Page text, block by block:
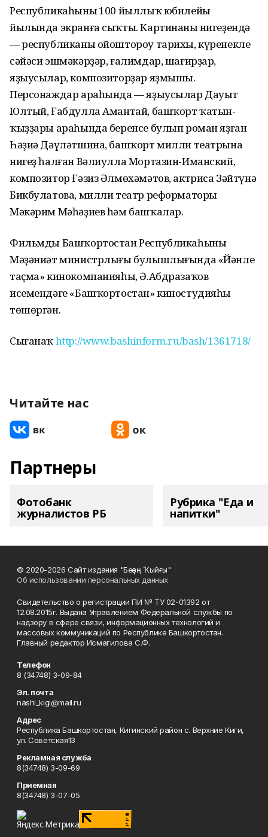
Республикаһының 100 йыллыҡ юбилейы
йылында экранға сыҡты. Картинаның нигеҙендә
— республиканы ойоштороу тарихы, күренекле
сәйәси эшмәкәрҙәр, ғалимдар, шағирҙар,
яҙыусылар, композиторҙар яҙмышы.
Персонаждар араһында — яҙыусылар Дауыт
Юлтый, Ғабдулла Амантай, башҡорт ҡатын-
ҡыҙҙары араһында беренсе булып роман яҙған
Һәҙиә Дәүләтшина, башҡорт милли театрына
нигеҙ һалған Вәлиулла Мортазин-Иманский,
композитор Ғәзиз Әлмөхәмәтов, актриса Зәйтүнә
Бикбулатова, милли театр реформаторы
Мәкәрим Мәһәҙиев һәм башҡалар.
Фильмды Башҡортостан Республикаһының
Мәҙәниәт министрлығы булышлығында «Йәнле
таҫма» кинокомпанияһы, Ә.Абдразаҡов
исемендәге «Башҡортостан» киностудияһы
төшөргән.
Сығанаҡhttp://www.bashinform.ru/bash/1361718/
Читайте нас
Партнеры
Фотобанк
журналистов РБ
Рубрика "Еда и
напитки"
© 2020-2026 Сайт издания "Беҙҙең Ҡыйғы"
Об использовании персональных данных
Свидетельство о регистрации ПИ № ТУ 02-01392 от
12.08.2015г. Выдана Управлением Федеральной службы по
надзору в сфере связи, информационных технологий и
массовых коммуникаций по Республике Башкортостан.
Главный редактор Исмагилова С.Ф.
Телефон
8 (34748) 3-09-84
Эл. почта
nashi_kigi@mail.ru
Адрес
Республика Башкортостан, Кигинский район с. Верхние Киги,
ул. Советская13
Рекламная служба
8(34748) 3-09-69
Приемная
8(34748) 3-07-05